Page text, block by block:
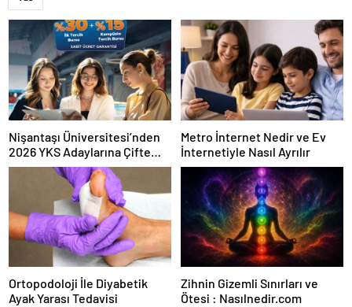
Nişantaşı Üniversitesi’nden
2026 YKS Adaylarına Çifte
Güvence: Sabit Ücret ve
Kesintisiz Burs
Metro İnternet Nedir ve Ev
İnternetiyle Nasıl Ayrılır
Ortopodoloji İle Diyabetik
Ayak Yarası Tedavisi
Zihnin Gizemli Sınırları ve
Ötesi : Nasılnedir.com